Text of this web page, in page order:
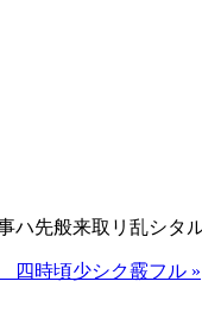
先般来取リ乱シタ
時頃少シク霰フル »